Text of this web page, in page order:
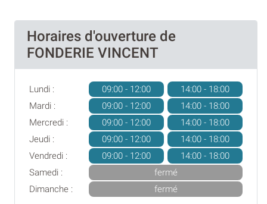
Horaires d'ouverture de
FONDERIE VINCENT
Lundi : 09:00 - 12:00
14:00 - 18:00
Mardi :
09:00 - 12:00
14:00 - 18:00
Mercredi :
09:00 - 12:00
14:00 - 18:00
Jeudi :
09:00 - 12:00
14:00 - 18:00
Vendredi :
09:00 - 12:00
14:00 - 18:00
Samedi :
fermé
Dimanche :
fermé